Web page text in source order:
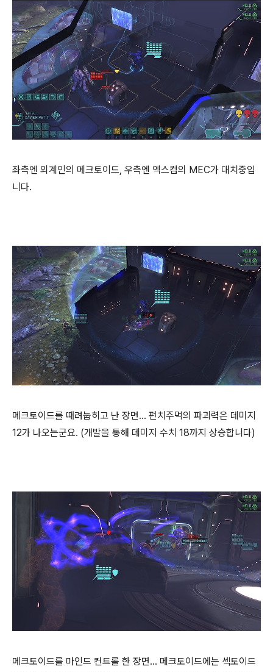
좌측엔 외계인의 메크토이드, 우측엔 엑스컴의 MEC가 대치중입
니다.
메크토이드를 때려눕히고 난 장면... 펀치주먹의 파괴력은 데미지
12가 나오는군요. (개발을 통해 데미지 수치 18까지 상승합니다)
메크토이드를 마인드 컨트롤 한 장면... 메크토이드에는 섹토이드